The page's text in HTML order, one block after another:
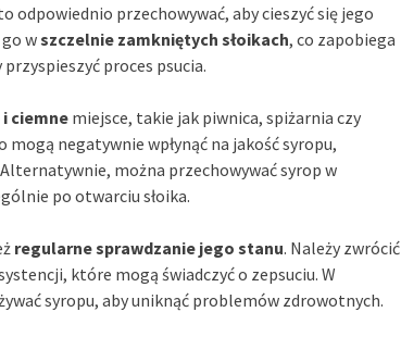
przechowywać, aby cieszyć się jego
wszczelnie zamkniętych słoikach, co zapobiega
proces psucia.
i ciemnemiejsce, takie jak piwnica, spiżarnia czy
negatywnie wpłynąć na jakość syropu,
można przechowywać syrop w
po otwarciu słoika.
regularne sprawdzanie jego stanu. Należy zwrócić
które mogą świadczyć o zepsuciu. W
syropu, aby uniknąć problemów zdrowotnych.